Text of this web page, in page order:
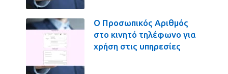
Ο Προσωπικός Αριθμός
στο κινητό τηλέφωνο για
χρήση στις υπηρεσίες